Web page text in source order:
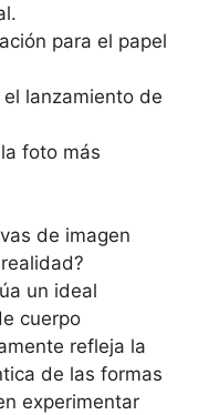
para el papel
lanzamiento de
foto más
de imagen
un ideal
cuerpo
refleja la
de las formas
experimentar